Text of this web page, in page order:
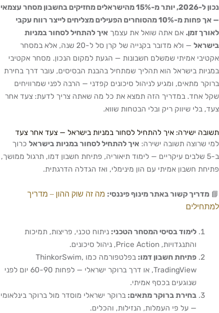
נכון ל-2026, יותר מ-15% מהישראלים מחזיקים בחשבון מסחר עצמאי
— אך פחות מ-10% מהסוחרים הפעילים מצליחים לייצר רווח עקבי
לאורך זמן. אם אתה שואל את עצמך איך להתחיל לסחור במניות
בישראל
— ולא מדובר בקנייה של קרן סל ל-20 שנה, אלא במסחר
אקטיבי אמיתי שמשלם חשבונות — הגעת למקום הנכון. מסחר אקטיבי
במניות בישראל הוא תהליך שמתחיל בהבנת הבסיסים, עובר דרך בחירת
ברוקר מתאים, ומגיע לניהול סיכונים קפדני — הרבה לפני שמרוויחים
שקל אחד. במדריך הזה תמצא את כל מה שאתה צריך לדעת: צעד אחר
צעד, בלי שיווק ריק ובלי הבטחות שווא.
תשובה ישירה: איך להתחיל לסחור במניות בישראל — צעד אחר צעד
למי שרוצה תשובה ישירה: איך להתחיל לסחור במניות בישראל כרוך
ב-5 שלבים עיקריים — לימוד תיאוריה, פתיחת חשבון דמו, תרגול ממושך,
פתיחת חשבון אמיתי עם הון מינימלי, ואז הגדלה הדרגתית.
📘 מדריך קשור באתר מינוף פיננסי: מה זה שוק ההון – מדריך
למתחילים
לימוד בסיסי המסחר הטכני: ניתוח טכני, פריצות, תמיכות
והתנגדויות, Price Action, ניהול סיכונים.
פתיחת חשבון דמו:
בפלטפורמה כמו ThinkorSwim,
TradingView, או דרך ברוקר ישראלי — לפחות 60-90 יום לפני
שנוגעים בכסף אמיתי.
בחירת ברוקר מתאים: ברוקר ישראלי מוסדר מול ברוקר בינלאומי
— על פי העמלות, הנזילות, והכלים.